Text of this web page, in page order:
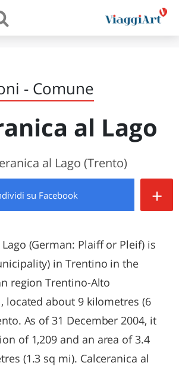
- Comune
al Lago
al Lago (Trento)
su Facebook +
(German: Plaiff or Pleif) is
in Trentino in the
region Trentino-Alto
located about 9 kilometres (6
As of 31 December 2004, it
of 1,209 and an area of 3.4
(1.3 sq mi). Calceranica al